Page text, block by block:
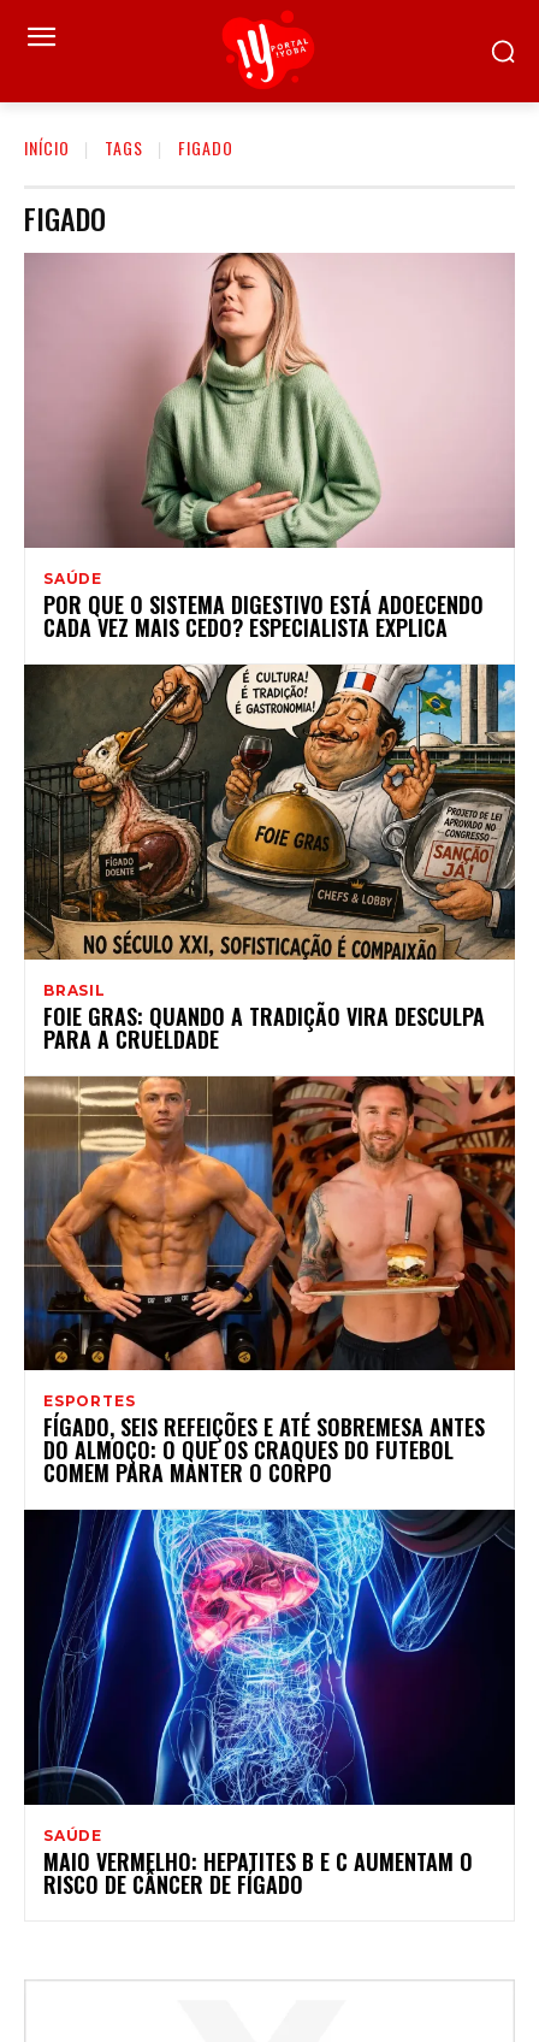
INÍCIO TAGS FIGADO
FIGADO
SAÚDE
POR QUE O SISTEMA DIGESTIVO ESTÁ ADOECENDO
CADA VEZ MAIS CEDO? ESPECIALISTA EXPLICA
BRASIL
FOIE GRAS: QUANDO A TRADIÇÃO VIRA DESCULPA
PARA A CRUELDADE
ESPORTES
FÍGADO, SEIS REFEIÇÕES E ATÉ SOBREMESA ANTES
DO ALMOÇO: O QUE OS CRAQUES DO FUTEBOL
COMEM PARA MANTER O CORPO
SAÚDE
MAIO VERMELHO: HEPATITES B E C AUMENTAM O
RISCO DE CÂNCER DE FÍGADO